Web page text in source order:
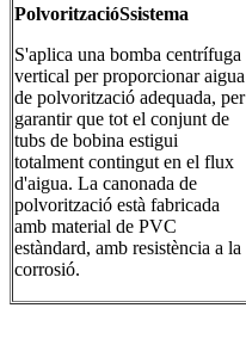
PolvoritzacióSsistema
S'aplica una bomba centrífuga
vertical per proporcionar aigua
de polvorització adequada, per
garantir que tot el conjunt de
tubs de bobina estigui
totalment contingut en el flux
d'aigua. La canonada de
polvorització està fabricada
amb material de PVC
estàndard, amb resistència a la
corrosió.